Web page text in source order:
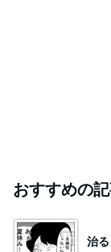
おすすめの
治